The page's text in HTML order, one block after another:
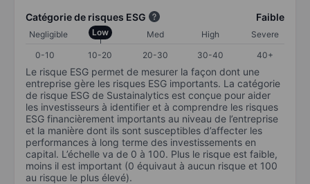
Catégorie de risques ESG Faible
Negligible Low Med High
Severe
0-10
10-20 20-30 30-40 40+
Le risque ESG permet de mesurer la façon dont une
entreprise gère les risques ESG importants. La catégorie
de risque ESG de Sustainalytics est conçue pour aider
les investisseurs à identifier et à comprendre les risques
ESG financièrement importants au niveau de l’entreprise
et la manière dont ils sont susceptibles d’affecter les
performances à long terme des investissements en
capital. L’échelle va de 0 à 100. Plus le risque est faible,
moins il est important (0 équivaut à aucun risque et 100
au risque le plus élevé).